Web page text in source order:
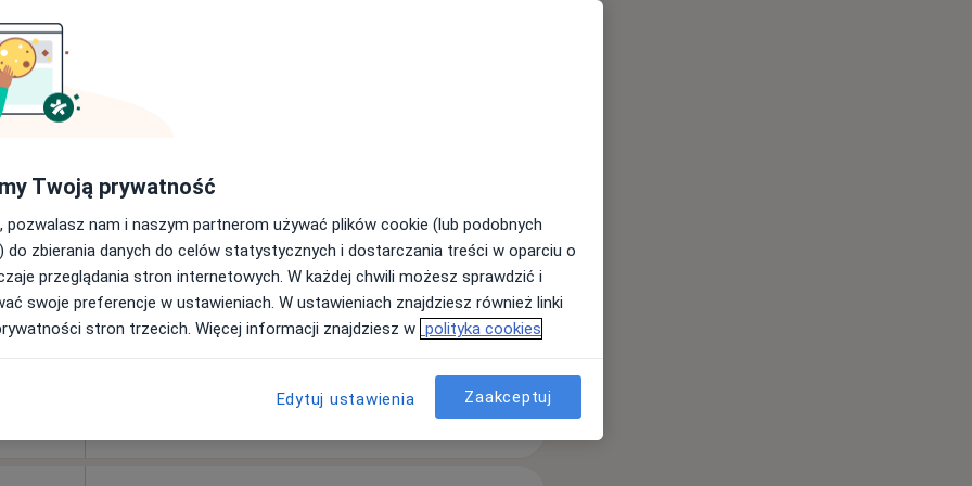
wizyta) 250 zł
Twoją prywatność
pozwalasz nam i naszym partnerom używać plików cookie (lub podobnych
do zbierania danych do celów statystycznych i dostarczania treści w oparciu o
przeglądania stron internetowych. W każdej chwili możesz sprawdzić i
swoje preferencje w ustawieniach. W ustawieniach znajdziesz również linki
stron trzecich. Więcej informacji znajdziesz w polityka cookies
Edytuj ustawienia Zaakceptuj